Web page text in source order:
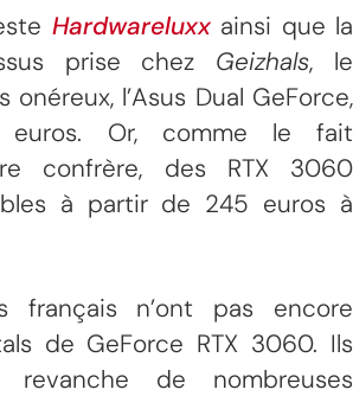
Hardwareluxxainsi que la
prise chez Geizhals, le
l’Asus Dual GeForce,
euros. Or, comme le fait
confrère, des RTX 3060
à partir de 245 euros à
français n’ont pas encore
de GeForce RTX 3060. Ils
de nombreuses